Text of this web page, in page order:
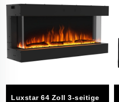
Luxstar 64 Zoll 3-seitige